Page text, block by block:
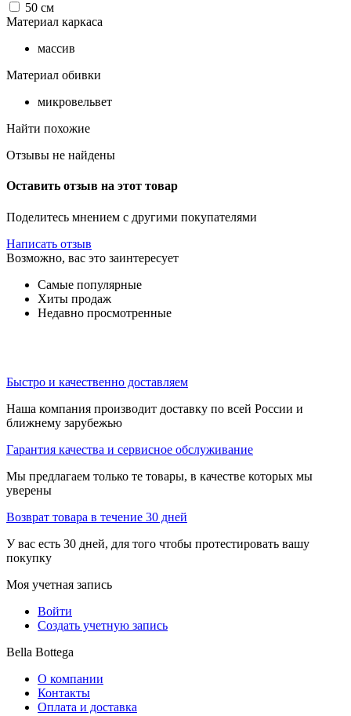
50 см
Материал каркаса
массив
Материал обивки
микровельвет
Найти похожие
Отзывы не найдены
Оставить отзыв на этот товар
Поделитесь мнением с другими покупателями
Написать отзыв
Возможно, вас это заинтересует
Самые популярные
Хиты продаж
Недавно просмотренные
Быстро и качественно доставляем
Наша компания производит доставку по всей России и
ближнему зарубежью
Гарантия качества и сервисное обслуживание
Мы предлагаем только те товары, в качестве которых мы
уверены
Возврат товара в течение 30 дней
У вас есть 30 дней, для того чтобы протестировать вашу
покупку
Моя учетная запись
Войти
Создать учетную запись
Bella Bottega
О компании
Контакты
Оплата и доставка